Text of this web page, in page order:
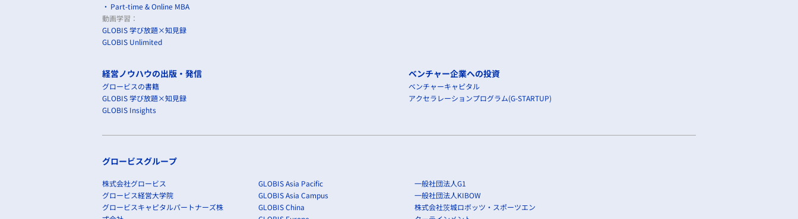
Part-time & Online MBA
動画学習：
GLOBIS 学び放題×知見録
GLOBIS Unlimited
経営ノウハウの出版・発信
グロービスの書籍
GLOBIS 学び放題×知見録
GLOBIS Insights
ベンチャー企業への投資
ベンチャーキャピタル
アクセラレーションプログラム(G-STARTUP)
グロービスグループ
株式会社グロービス
グロービス経営大学院
グロービスキャピタルパートナーズ株
GLOBIS Asia Pacific
GLOBIS Asia Campus
GLOBIS China
一般社団法人G1
一般社団法人KIBOW
株式会社茨城ロボッツ・スポーツエン